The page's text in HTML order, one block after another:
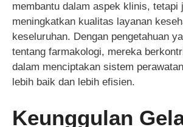
membantu dalam aspek klinis, tetapi
meningkatkan kualitas layanan
keseluruhan. Dengan pengetahuan
tentang farmakologi, mereka
dalam menciptakan sistem
lebih baik dan lebih efisien.
Keunggulan